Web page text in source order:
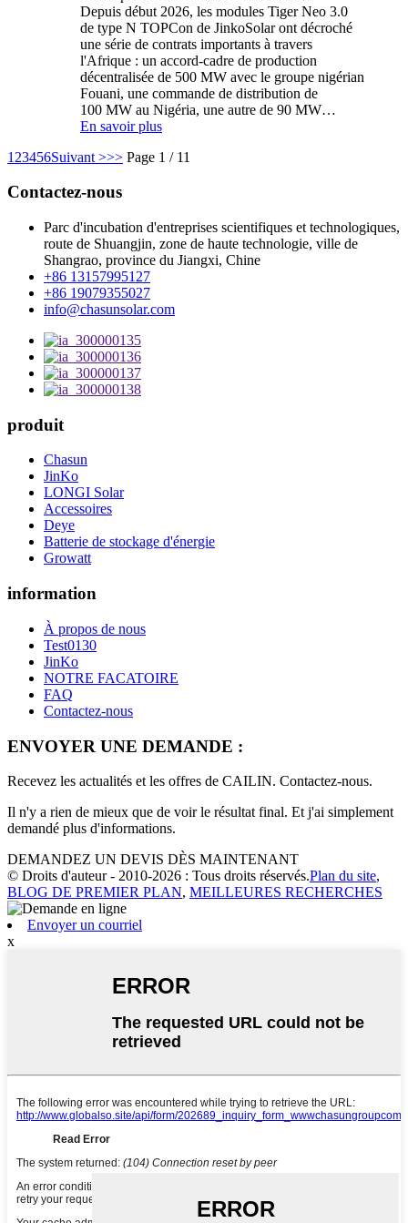
Depuis début 2026, les modules Tiger Neo 3.0
de type N TOPCon de JinkoSolar ont décroché
une série de contrats importants à travers
l'Afrique : un accord-cadre de production
décentralisée de 500 MW avec le groupe nigérian
Fouani, une commande de distribution de
100 MW au Nigéria, une autre de 90 MW…
En savoir plus
1 23456Suivant >>> Page 1 / 11
Contactez-nous
Parc d'incubation d'entreprises scientifiques et technologiques,
route de Shuangjin, zone de haute technologie, ville de
Shangrao, province du Jiangxi, Chine
+86 13157995127
+86 19079355027
info@chasunsolar.com
produit
Chasun
JinKo
LONGI Solar
Accessoires
Deye
Batterie de stockage d'énergie
Growatt
information
À propos de nous
Test0130
JinKo
NOTRE FACATOIRE
FAQ
Contactez-nous
ENVOYER UNE DEMANDE :
Recevez les actualités et les offres de CAILIN. Contactez-nous.
Il n'y a rien de mieux que de voir le résultat final. Et j'ai simplement
demandé plus d'informations.
DEMANDEZ UN DEVIS DÈS MAINTENANT
© Droits d'auteur - 2010-2026 : Tous droits réservés.Plan du site,
BLOG DE PREMIER PLAN, MEILLEURES RECHERCHES
Envoyer un courriel
x